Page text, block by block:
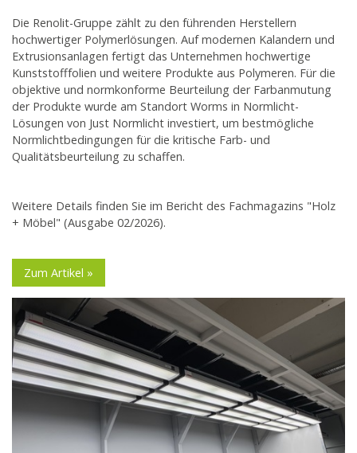
Die Renolit-Gruppe zählt zu den führenden Herstellern
hochwertiger Polymerlösungen. Auf modernen Kalandern und
Extrusionsanlagen fertigt das Unternehmen hochwertige
Kunststofffolien und weitere Produkte aus Polymeren. Für die
objektive und normkonforme Beurteilung der Farbanmutung
der Produkte wurde am Standort Worms in Normlicht-
Lösungen von Just Normlicht investiert, um bestmögliche
Normlichtbedingungen für die kritische Farb- und
Qualitätsbeurteilung zu schaffen.
Weitere Details finden Sie im Bericht des Fachmagazins "Holz
+ Möbel" (Ausgabe 02/2026).
Zum Artikel »